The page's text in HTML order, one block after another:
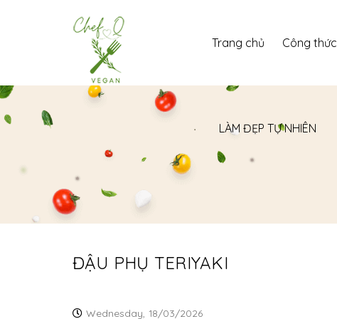
Trang chủ Công thức
LÀM ĐẸP TỰ NHIÊN
ĐẬU PHỤ TERIYAKI
Wednesday, 18/03/2026